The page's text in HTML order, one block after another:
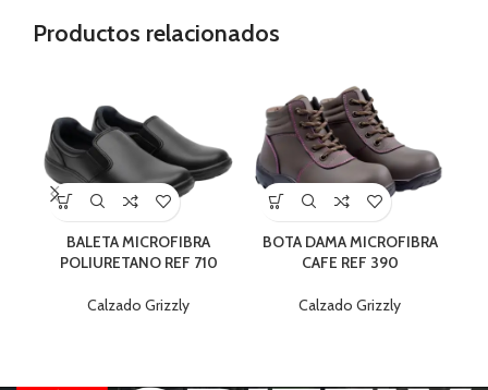
Productos relacionados
BALETA MICROFIBRA
POLIURETANO REF 710
Calzado Grizzly
BOTA DAMA MICROFIBRA
CAFE REF 390
Calzado Grizzly